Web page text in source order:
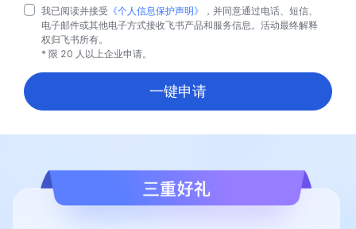
我已阅读并接受 《个人信息保护声明》
，并同意通过电话、短信、
电子邮件或其他电子方式接收飞书产品和服务信息。活动最终解释
权归飞书所有。
* 限 20 人以上企业申请。
一键申请